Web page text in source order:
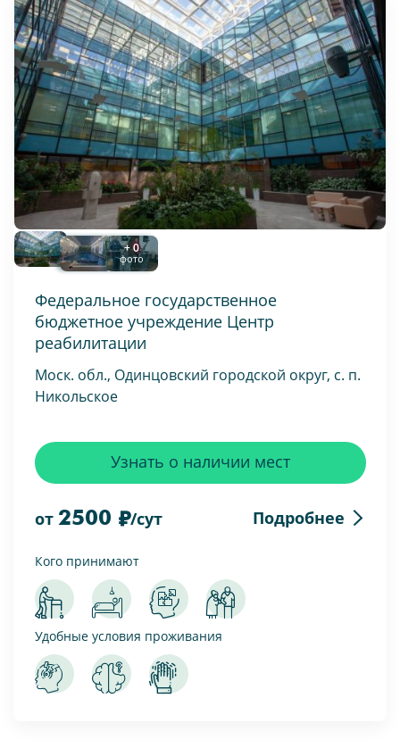
+ 0
фото
Федеральное государственное
бюджетное учреждение Центр
реабилитации
Моск. обл., Одинцовский городской округ, с. п.
Никольское
от 2500 /сут Подробнее
Узнать о наличии мест
Кого принимают
Удобные условия проживания